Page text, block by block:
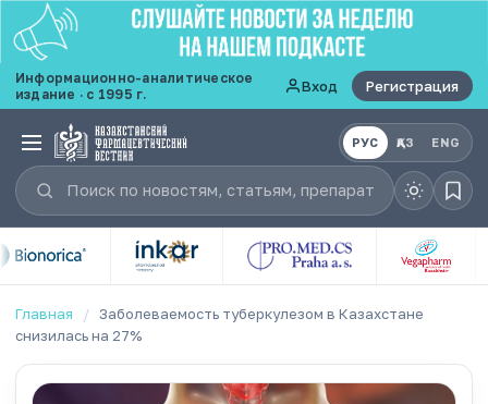
Информационно-аналитическое
издание · с 1995 г.
Вход Регистрация
РУС ҚАЗ ENG
Главная / Заболеваемость туберкулезом в Казахстане
снизилась на 27%